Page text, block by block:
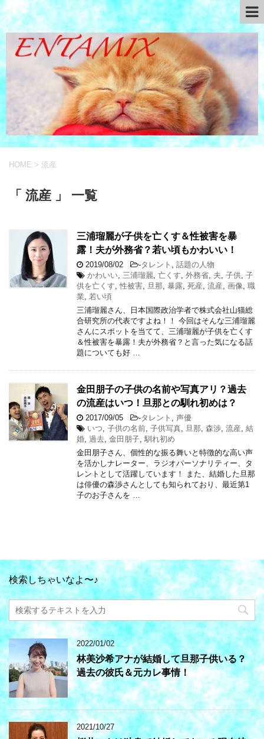
HOME > 流産
「 流産 」 一覧
三浦瑠麗が子供を亡くす＆性被害を暴
露！夫が外務省？若い頃もかわいい！
2019/08/02 -タレント
話題の人物
かわいい 三浦瑠麗 亡くす 外務省 夫 子供 子
供を亡くす 性被害 旦那 暴露 死産 流産 画像 職
業
若い頃
三浦瑠麗さん、日本国際政治学者で株式会社山猫総
合研究所の代表ですよね！！ 今回はそんな三浦瑠麗
さんにスポットを当てて、三浦瑠麗が子供を亡くす
＆性被害を暴露！夫が外務省？と言った気になる話
題についても好 …
金田朋子の子供の名前や写真アリ？過去
の流産はいつ！旦那との馴れ初めは？
2017/09/05 -タレント
声優
いつ 子供の名前 子供写真 旦那 森渉 流産 結
婚 過去 金田朋子 馴れ初め
金田朋子さん、個性的な振る舞いと特徴的な高い声
を活かしナレーター、ラジオパーソナリティー、タ
レントとして活躍しています！ また、結婚した旦那
は俳優の森渉さんとしても知られており、最近第1
子のお子さんを …
検索しちゃいなよ〜♪
2022/01/02
林美沙希アナが結婚して旦那子供いる？
過去の彼氏＆元カレ事情！
2021/10/27